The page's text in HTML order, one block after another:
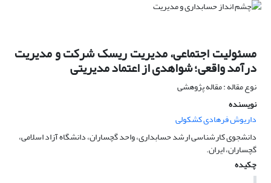
مسئولیت اجتماعی، مدیریت ریسک شرکت و مدیریت
درآمد واقعی؛ شواهدی از اعتماد مدیریتی
نوع مقاله : مقاله پژوهشی
نویسنده
داریوش فرهادی کشکولی
دانشجوی کارشناسی ارشد حسابداری، واحد گچساران، دانشگاه آزاد اسلامی،
گچساران، ایران.
چکیده